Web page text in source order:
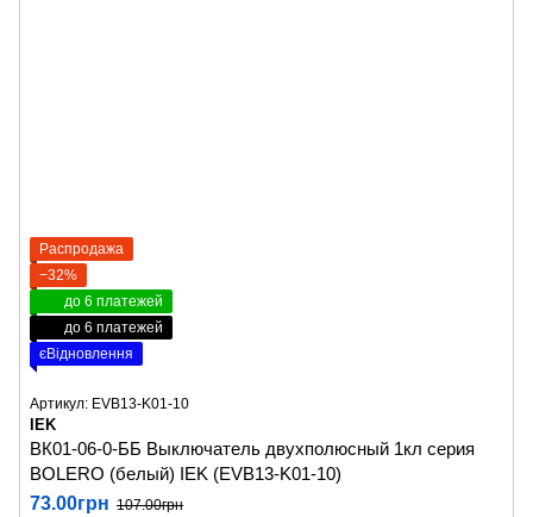
Распродажа
−32%
до 6 платежей
до 6 платежей
єВідновлення
Артикул: EVB13-K01-10
IEK
ВК01-06-0-ББ Выключатель двухполюсный 1кл серия
BOLERO (белый) IEK (EVB13-K01-10)
73.00грн 107.00грн